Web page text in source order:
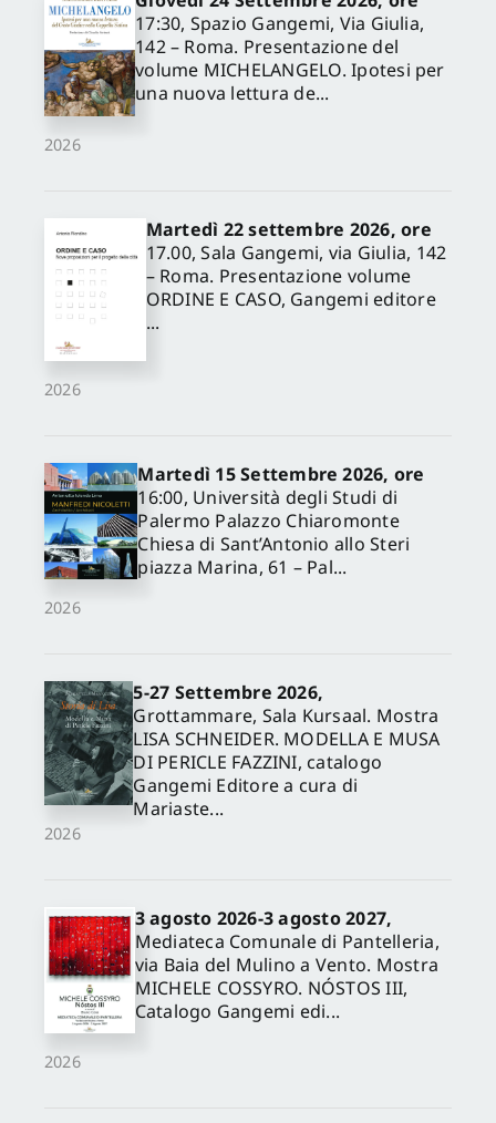
2026
17:30, Spazio Gangemi, Via Giulia,
142 – Roma. Presentazione del
volume MICHELANGELO. Ipotesi per
una nuova lettura de...
2026
Martedì 22 settembre 2026, ore
17.00, Sala Gangemi, via Giulia, 142
– Roma. Presentazione volume
ORDINE E CASO, Gangemi editore
...
2026
Martedì 15 Settembre 2026, ore
16:00, Università degli Studi di
Palermo Palazzo Chiaromonte
Chiesa di Sant’Antonio allo Steri
piazza Marina, 61 – Pal...
2026
5-27 Settembre 2026,
Grottammare, Sala Kursaal. Mostra
LISA SCHNEIDER. MODELLA E MUSA
DI PERICLE FAZZINI, catalogo
Gangemi Editore a cura di
Mariaste...
2026
3 agosto 2026-3 agosto 2027,
Mediateca Comunale di Pantelleria,
via Baia del Mulino a Vento. Mostra
MICHELE COSSYRO. NÓSTOS III,
Catalogo Gangemi edi...